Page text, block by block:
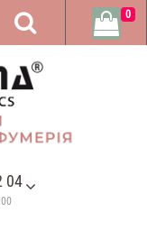
04
0